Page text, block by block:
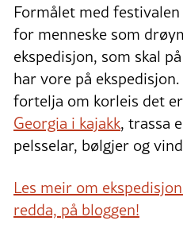
Formålet med
for menneske som
ekspedisjon, som skal
har vore på
fortelja om korleis det
Georgia i kajakk, trassa
pelsselar, bølgjer og
Les meir om
redda, på bloggen!